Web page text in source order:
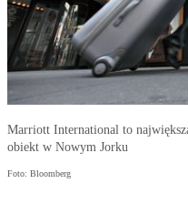
Marriott International to
obiekt w Nowym Jorku
Foto: Bloomberg